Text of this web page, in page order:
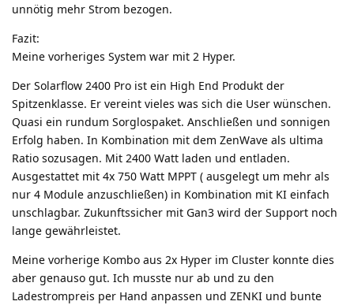
unnötig mehr Strom bezogen.
Fazit:
Meine vorheriges System war mit 2 Hyper.
Der Solarflow 2400 Pro ist ein High End Produkt der
Spitzenklasse. Er vereint vieles was sich die User wünschen.
Quasi ein rundum Sorglospaket. Anschließen und sonnigen
Erfolg haben. In Kombination mit dem ZenWave als ultima
Ratio sozusagen. Mit 2400 Watt laden und entladen.
Ausgestattet mit 4x 750 Watt MPPT ( ausgelegt um mehr als
nur 4 Module anzuschließen) in Kombination mit KI einfach
unschlagbar. Zukunftssicher mit Gan3 wird der Support noch
lange gewährleistet.
Meine vorherige Kombo aus 2x Hyper im Cluster konnte dies
aber genauso gut. Ich musste nur ab und zu den
Ladestrompreis per Hand anpassen und ZENKI und bunte